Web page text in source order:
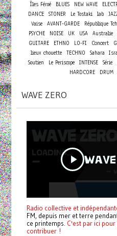
Îles Féroé
BLUES NEW WAVE
DANCE
STONER Le Tostaki lab
Vaise AVANT-GARDE République
PSYCHE
NOISE UK USA Australie
GUITARE
ETHNO LO-FI Concert
lieux chouette
TECHNO Sahara
Soutien
Le Periscope INTENSE Série
HARDCORE
DRUM
WAVE ZERO
Radio collective et
FM, depuis mer et terre
ce printemps. C'est par ici
contribuer !